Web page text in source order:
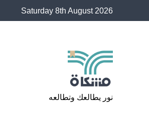
Saturday 8th August 2026
مشكاة
نور يطالعك وتطالعه